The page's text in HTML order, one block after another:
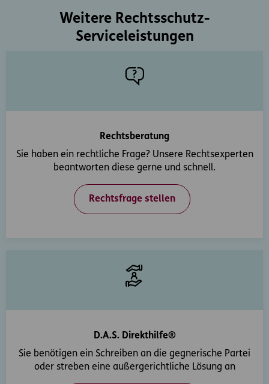
Weitere Rechtsschutz-
Serviceleistungen
Rechtsberatung
Sie haben ein rechtliche Frage? Unsere Rechtsexperten
beantworten diese gerne und schnell.
Rechtsfrage stellen
D.A.S. Direkthilfe®
Sie benötigen ein Schreiben an die gegnerische Partei
oder streben eine außergerichtliche Lösung an